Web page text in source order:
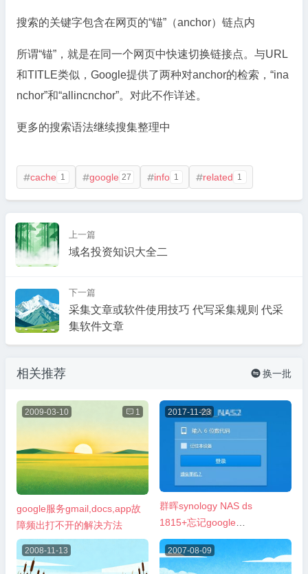
搜索的关键字包含在网页的“锚”（anchor）链点内
所谓“锚”，就是在同一个网页中快速切换链接点。与URL
和TITLE类似，Google提供了两种对anchor的检索，“ina
nchor”和“allincnchor”。对此不作详述。
更多的搜索语法继续搜集整理中
cache 1 google 27 info 1 related 1
上一篇
域名投资知识大全二
下一篇
采集文章或软件使用技巧 代写采集规则 代采
集软件文章
相关推荐  换一批
2009-03-10  1
google服务gmail,docs,app故
障频出打不开的解决方法
2017-11-23
群晖synology NAS ds
1815+忘记google
authenticator二次验证密码
2008-11-13 2007-08-09